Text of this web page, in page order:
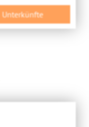
Unterkünfte